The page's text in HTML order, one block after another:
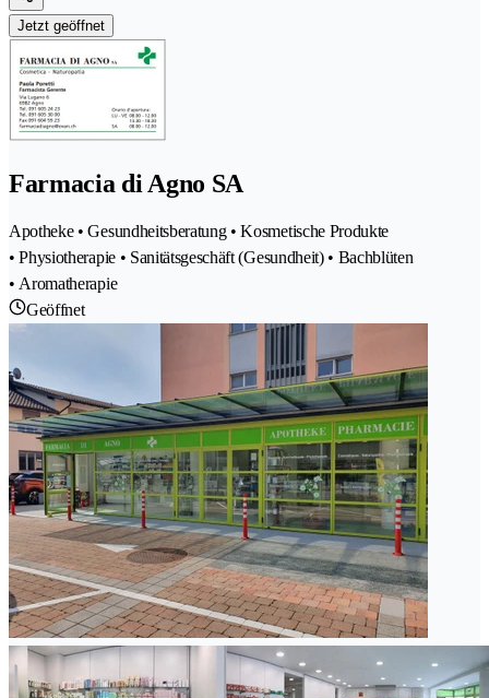
Jetzt geöffnet
Farmacia di Agno SA
Apotheke • Gesundheitsberatung • Kosmetische Produkte
• Physiotherapie • Sanitätsgeschäft (Gesundheit) • Bachblüten
• Aromatherapie
Geöffnet